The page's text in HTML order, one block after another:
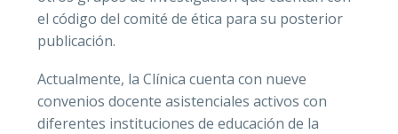
el código del comité de ética para su posterior
publicación.
Actualmente, la Clínica cuenta con nueve
convenios docente asistenciales activos con
diferentes instituciones de educación de la